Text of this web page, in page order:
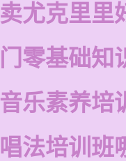
尤克里里
零基础知
乐素养培
法培训班